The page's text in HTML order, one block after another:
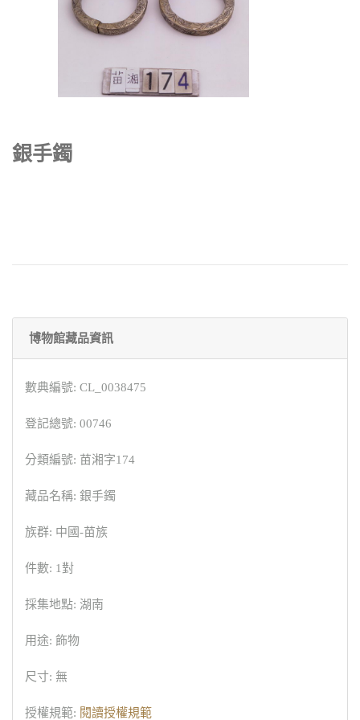
銀手鐲
博物館藏品資訊
數典編號: CL_0038475
登記總號: 00746
分類編號: 苗湘字174
藏品名稱: 銀手鐲
族群: 中國-苗族
件數: 1對
採集地點: 湖南
用途: 飾物
尺寸: 無
授權規範: 閱讀授權規範